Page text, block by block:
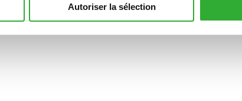
Autoriser la sélection